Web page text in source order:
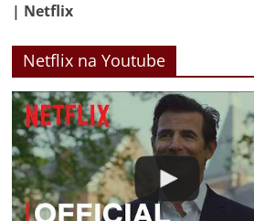
| Netflix
Netflix na Youtube